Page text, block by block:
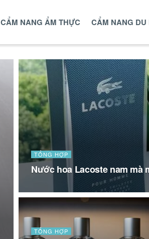
CẨM NANG ẨM THỰC CẨM NANG DU
TỔNG HỢP
Nước hoa Lacoste nam
TỔNG HỢP